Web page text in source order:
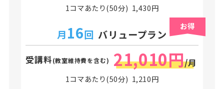
1コマあたり(50分) 1,430円
お得
月16回 バリュープラン
受講料(教室維持費を含む) 21,010円/月
1コマあたり(50分) 1,210円